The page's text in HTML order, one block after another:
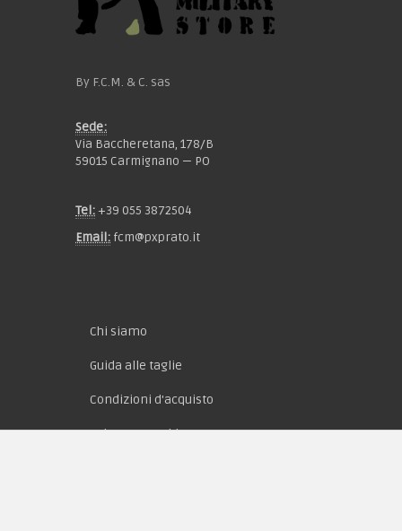
By F.C.M. & C. sas
Sede:
Via Baccheretana, 178/B
59015 Carmignano — PO
Tel: +39 055 3872504
Email: fcm@pxprato.it
Chi siamo
Guida alle taglie
Condizioni d'acquisto
Privacy & Cookie